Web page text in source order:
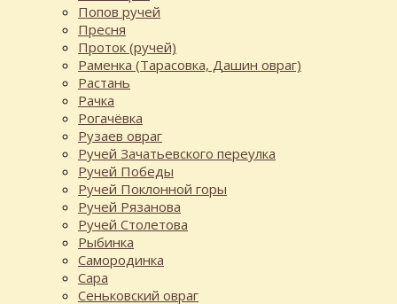
Попов ручей
Пресня
Проток (ручей)
Раменка (Тарасовка, Дашин овраг)
Растань
Рачка
Рогачёвка
Рузаев овраг
Ручей Зачатьевского переулка
Ручей Победы
Ручей Поклонной горы
Ручей Рязанова
Ручей Столетова
Рыбинка
Самородинка
Сара
Сеньковский овраг